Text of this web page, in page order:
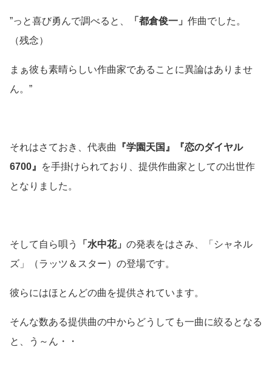
”っと喜び勇んで調べると、 「都倉俊一」 作曲でした。
（残念）
まぁ彼も素晴らしい作曲家であることに異論はありませ
ん。”
それはさておき、代表曲
『学園天国』『恋のダイヤル
6700』
を手掛けられており、提供作曲家としての出世作
となりました。
そして自ら唄う 「水中花」 の発表をはさみ、「シャネル
ズ」（ラッツ＆スター）の登場です。
彼らにはほとんどの曲を提供されています。
そんな数ある提供曲の中からどうしても一曲に絞るとなる
と、う～ん・・